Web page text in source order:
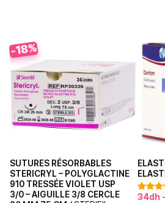
-18%
SUTURES RÉSORBABLES
STERICRYL – POLYGLACTINE
910 TRESSÉE VIOLET USP
3/0 – AIGUILLE 3/8 CERCLE
Note
34dh